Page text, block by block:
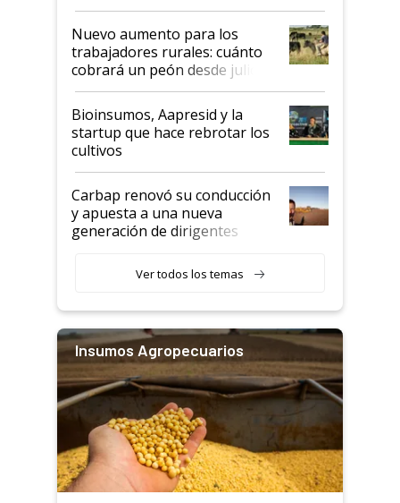
Nuevo aumento para los
trabajadores rurales: cuánto
cobrará un peón desde julio
Bioinsumos, Aapresid y la
startup que hace rebrotar los
cultivos
Carbap renovó su conducción
y apuesta a una nueva
generación de dirigentes
Ver todos los temas
Insumos Agropecuarios